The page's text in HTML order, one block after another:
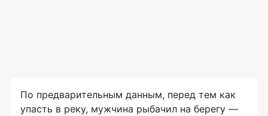
По предварительным данным, перед тем как
упасть в реку, мужчина рыбачил на берегу —